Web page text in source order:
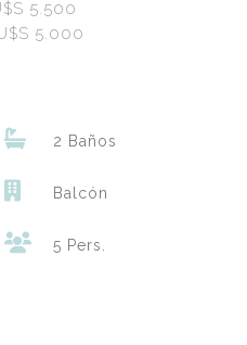
5.500
5.000
2 Baños
Balcón
5 Pers.